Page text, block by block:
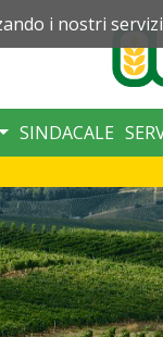
SINDACALE
i nostri